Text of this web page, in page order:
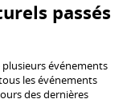
passés
événements
les événements
des dernières